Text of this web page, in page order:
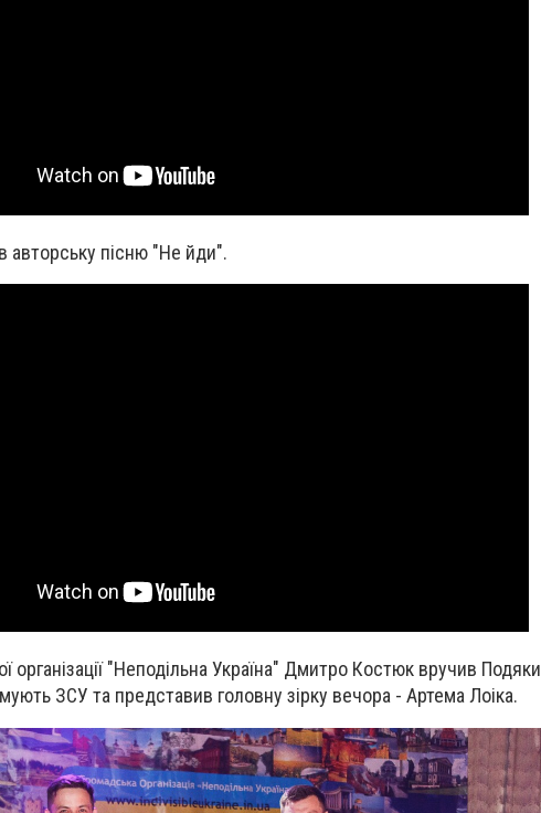
авторську пісню "Не йди".
організації "Неподільна Україна" Дмитро Костюк вручив Подяки
ЗСУ та представив головну зірку вечора - Артема Лоіка.